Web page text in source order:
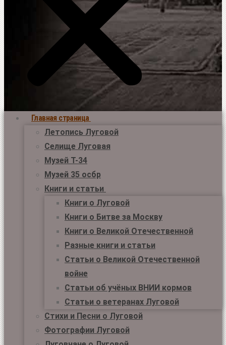
Главная страница
Летопись Луговой
Селище Луговая
Музей Т-34
Музей 35 осбр
Книги и статьи
Книги о Луговой
Книги о Битве за Москву
Книги о Великой Отечественной
Разные книги и статьи
Статьи о Великой Отечественной
войне
Статьи об учёных ВНИИ кормов
Статьи о ветеранах Луговой
Стихи и Песни о Луговой
Фотографии Луговой